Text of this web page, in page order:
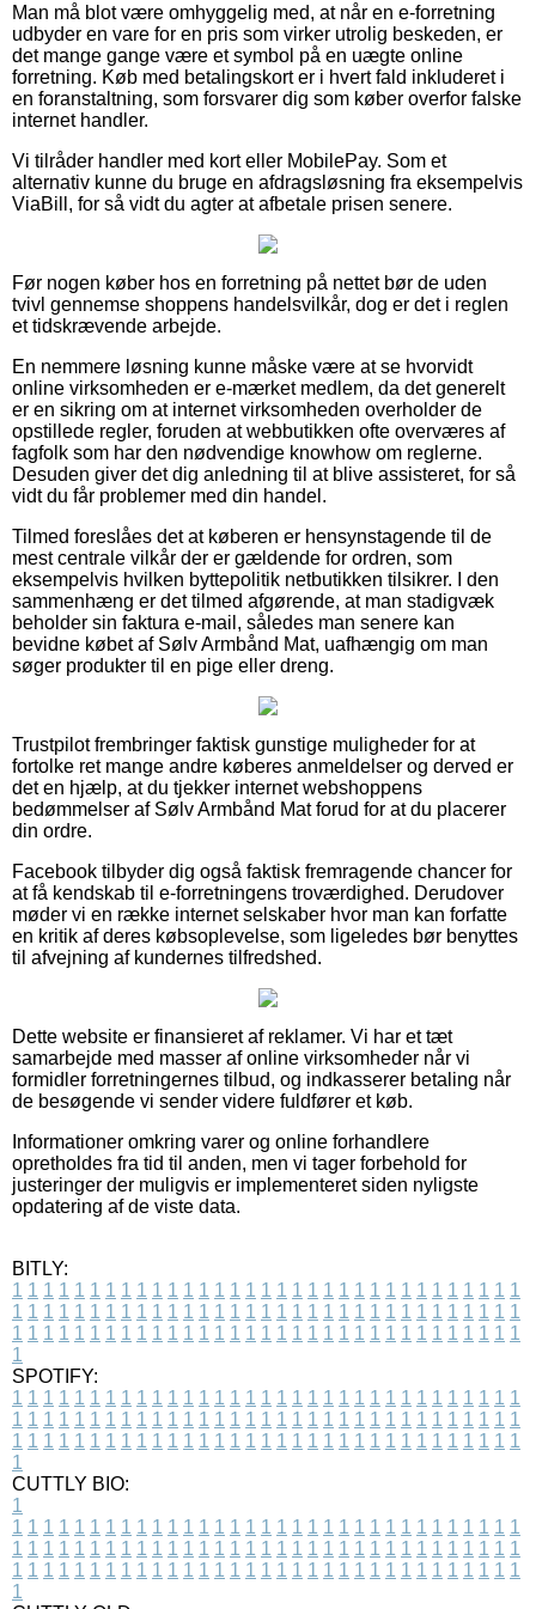
Man må blot være omhyggelig med, at når en e-forretning
udbyder en vare for en pris som virker utrolig beskeden, er
det mange gange være et symbol på en uægte online
forretning. Køb med betalingskort er i hvert fald inkluderet i
en foranstaltning, som forsvarer dig som køber overfor falske
internet handler.
Vi tilråder handler med kort eller MobilePay. Som et
alternativ kunne du bruge en afdragsløsning fra eksempelvis
ViaBill, for så vidt du agter at afbetale prisen senere.
Før nogen køber hos en forretning på nettet bør de uden
tvivl gennemse shoppens handelsvilkår, dog er det i reglen
et tidskrævende arbejde.
En nemmere løsning kunne måske være at se hvorvidt
online virksomheden er e-mærket medlem, da det generelt
er en sikring om at internet virksomheden overholder de
opstillede regler, foruden at webbutikken ofte overværes af
fagfolk som har den nødvendige knowhow om reglerne.
Desuden giver det dig anledning til at blive assisteret, for så
vidt du får problemer med din handel.
Tilmed foreslåes det at køberen er hensynstagende til de
mest centrale vilkår der er gældende for ordren, som
eksempelvis hvilken byttepolitik netbutikken tilsikrer. I den
sammenhæng er det tilmed afgørende, at man stadigvæk
beholder sin faktura e-mail, således man senere kan
bevidne købet af Sølv Armbånd Mat, uafhængig om man
søger produkter til en pige eller dreng.
Trustpilot frembringer faktisk gunstige muligheder for at
fortolke ret mange andre køberes anmeldelser og derved er
det en hjælp, at du tjekker internet webshoppens
bedømmelser af Sølv Armbånd Mat forud for at du placerer
din ordre.
Facebook tilbyder dig også faktisk fremragende chancer for
at få kendskab til e-forretningens troværdighed. Derudover
møder vi en række internet selskaber hvor man kan forfatte
en kritik af deres købsoplevelse, som ligeledes bør benyttes
til afvejning af kundernes tilfredshed.
Dette website er finansieret af reklamer. Vi har et tæt
samarbejde med masser af online virksomheder når vi
formidler forretningernes tilbud, og indkasserer betaling når
de besøgende vi sender videre fuldfører et køb.
Informationer omkring varer og online forhandlere
opretholdes fra tid til anden, men vi tager forbehold for
justeringer der muligvis er implementeret siden nyligste
opdatering af de viste data.
BITLY:
1 1 1 1 1 1 1 1 1 1 1 1 1 1 1 1 1 1 1 1 1 1 1 1 1 1 1 1 1 1 1 1 1
1 1 1 1 1 1 1 1 1 1 1 1 1 1 1 1 1 1 1 1 1 1 1 1 1 1 1 1 1 1 1 1 1
1 1 1 1 1 1 1 1 1 1 1 1 1 1 1 1 1 1 1 1 1 1 1 1 1 1 1 1 1 1 1 1 1
1
SPOTIFY:
1 1 1 1 1 1 1 1 1 1 1 1 1 1 1 1 1 1 1 1 1 1 1 1 1 1 1 1 1 1 1 1 1
1 1 1 1 1 1 1 1 1 1 1 1 1 1 1 1 1 1 1 1 1 1 1 1 1 1 1 1 1 1 1 1 1
1 1 1 1 1 1 1 1 1 1 1 1 1 1 1 1 1 1 1 1 1 1 1 1 1 1 1 1 1 1 1 1 1
1
CUTTLY BIO:
1
1 1 1 1 1 1 1 1 1 1 1 1 1 1 1 1 1 1 1 1 1 1 1 1 1 1 1 1 1 1 1 1 1
1 1 1 1 1 1 1 1 1 1 1 1 1 1 1 1 1 1 1 1 1 1 1 1 1 1 1 1 1 1 1 1 1
1 1 1 1 1 1 1 1 1 1 1 1 1 1 1 1 1 1 1 1 1 1 1 1 1 1 1 1 1 1 1 1 1
1